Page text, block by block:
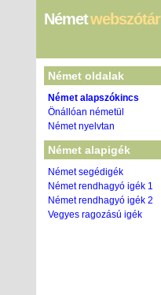
Németwebszótár
Német oldalak
Német alapszókincs
Önállóan németül
Német nyelvtan
Német alapigék
Német segédigék
Német rendhagyó igék 1
Német rendhagyó igék 2
Vegyes ragozású igék